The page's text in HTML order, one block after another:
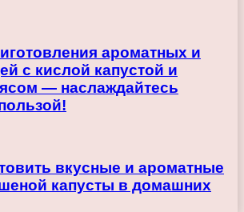
ароматных и
с кислой капустой и
— наслаждайтесь
вкусные и ароматные
капусты в домашних